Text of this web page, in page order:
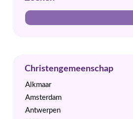
Christengemeenschap
Alkmaar
Amsterdam
Antwerpen